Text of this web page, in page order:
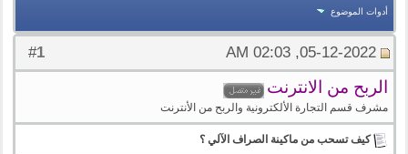
أدوات الموضوع
#
1 05-12-2022, 02:03 AM
الربح من الانترنت
مشرف قسم التجارة الألكترونية والربح من الأنترنت
كيف تسحب من ماكينة الصراف الآلي ؟